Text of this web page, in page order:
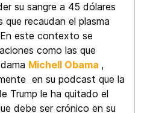
su sangre a 45 dólares
recaudan el plasma
este contexto se
como las que
Michell Obama ,
en su podcast que la
Trump le ha quitado el
debe ser crónico en su